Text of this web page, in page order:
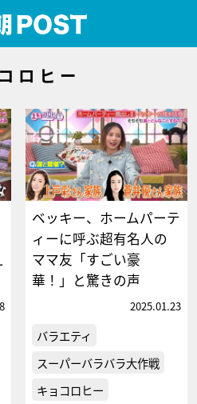
ロヒー
ベッキー、ホームパーテ
ィーに呼ぶ超有名人の
ママ友「すごい豪
華！」と驚きの声
2025.01.23
バラエティ
スーパーバラバラ大作戦
キョコロヒー